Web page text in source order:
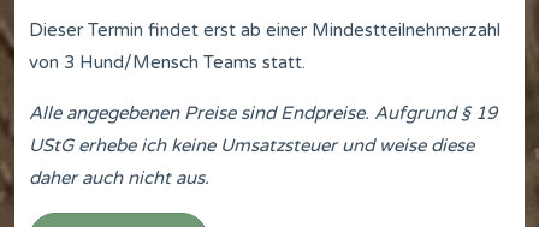
Dieser Termin findet erst ab einer Mindestteilnehmerzahl
von 3 Hund/Mensch Teams statt.
Alle angegebenen Preise sind Endpreise. Aufgrund § 19
UStG erhebe ich keine Umsatzsteuer und weise diese
daher auch nicht aus.